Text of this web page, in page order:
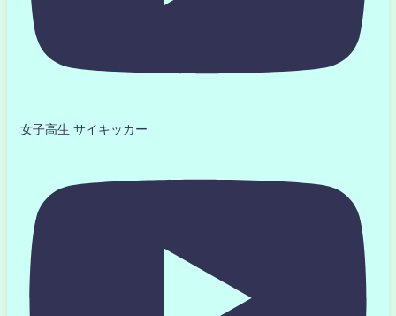
女子高生 サイキッカー